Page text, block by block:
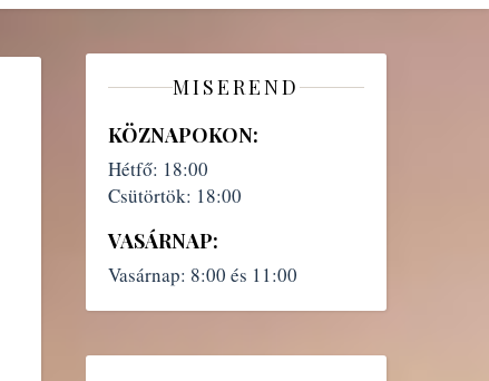
MISEREND
KÖZNAPOKON:
Hétfő: 18:00
Csütörtök: 18:00
VASÁRNAP:
Vasárnap: 8:00 és 11:00